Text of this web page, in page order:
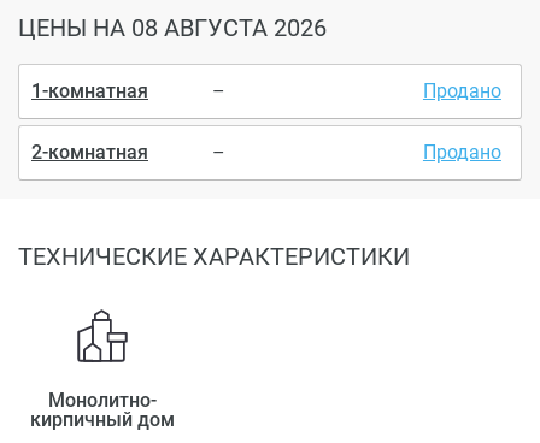
ЦЕНЫ НА 08 АВГУСТА 2026
1-комнатная – Продано
2-комнатная – Продано
ТЕХНИЧЕСКИЕ ХАРАКТЕРИСТИКИ
Монолитно-
кирпичный дом